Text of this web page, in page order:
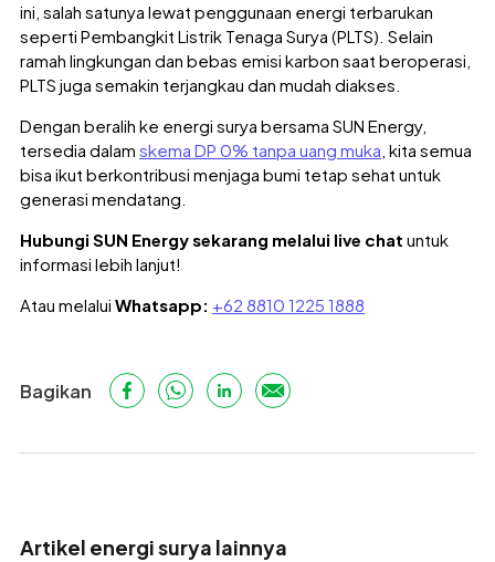
ini, salah satunya lewat penggunaan energi terbarukan
seperti Pembangkit Listrik Tenaga Surya (PLTS). Selain
ramah lingkungan dan bebas emisi karbon saat beroperasi,
PLTS juga semakin terjangkau dan mudah diakses.
Dengan beralih ke energi surya bersama SUN Energy,
tersedia dalam skema DP 0% tanpa uang muka, kita semua
bisa ikut berkontribusi menjaga bumi tetap sehat untuk
generasi mendatang.
Hubungi SUN Energy sekarang melalui live chat untuk
informasi lebih lanjut!
Atau melalui Whatsapp: +62 8810 1225 1888
Bagikan
Artikel energi surya lainnya